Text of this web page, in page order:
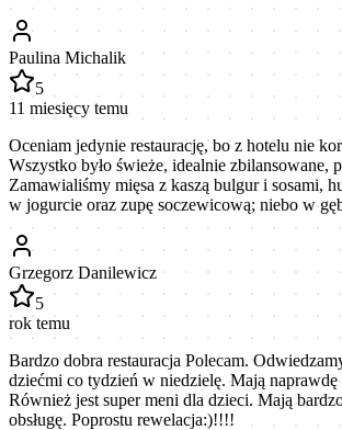
Paulina Michalik
5
11 miesięcy temu
Oceniam jedynie restaurację, bo z hotelu nie
Wszystko było świeże, idealnie zbilansowane,
Zamawialiśmy mięsa z kaszą bulgur i sosami,
w jogurcie oraz zupę soczewicową; niebo w
Grzegorz Danilewicz
5
rok temu
Bardzo dobra restauracja Polecam.
dziećmi co tydzień w niedzielę. Mają naprawdę
Również jest super meni dla dzieci. Mają
obsługę. Poprostu rewelacja:)!!!!